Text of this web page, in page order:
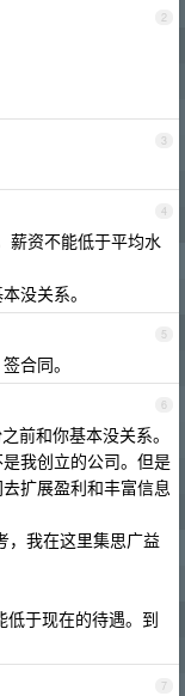
2
3
4
薪资不能低于平均水
没关系。
5
合同。
6
前和你基本没关系。
我创立的公司。但是
扩展盈利和丰富信息
，我在这里集思广益
低于现在的待遇。到
7